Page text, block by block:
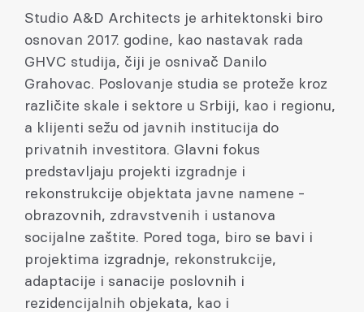
Studio A&D Architects je arhitektonski biro
osnovan 2017. godine, kao nastavak rada
GHVC studija, čiji je osnivač Danilo
Grahovac. Poslovanje studia se proteže kroz
različite skale i sektore u Srbiji, kao i regionu,
a klijenti sežu od javnih institucija do
privatnih investitora. Glavni fokus
predstavljaju projekti izgradnje i
rekonstrukcije objektata javne namene -
obrazovnih, zdravstvenih i ustanova
socijalne zaštite. Pored toga, biro se bavi i
projektima izgradnje, rekonstrukcije,
adaptacije i sanacije poslovnih i
rezidencijalnih objekata, kao i